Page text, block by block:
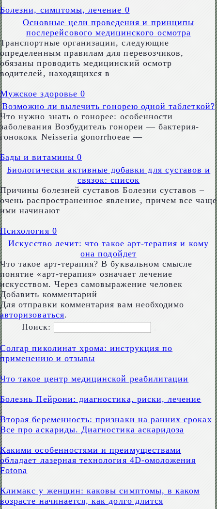
Болезни, симптомы, лечение 0
Основные цели проведения и принципы
послерейсового медицинского осмотра
Транспортные организации, следующие
определенным правилам для перевозчиков,
обязаны проводить медицинский осмотр
водителей, находящихся в
Мужское здоровье 0
Возможно ли вылечить гонорею одной таблеткой?
Что нужно знать о гонорее: особенности
заболевания Возбудитель гонореи — бактерия-
гонококк Neisseria gonorrhoeae —
Бады и витамины 0
Биологически активные добавки для суставов и
связок: список
Причины болезней суставов Болезни суставов –
очень распространенное явление, причем все чаще
ими начинают
Психология 0
Искусство лечит: что такое арт-терапия и кому
она подойдет
Что такое арт-терапия? В буквальном смысле
понятие «арт-терапия» означает лечение
искусством. Через самовыражение человек
Добавить комментарий
Для отправки комментария вам необходимо
авторизоваться.
Поиск:
Солгар пиколинат хрома: инструкция по
применению и отзывы
Что такое центр медицинской реабилитации
Болезнь Пейрони: диагностика, риски, лечение
Вторая беременность: признаки на ранних сроках
Все про аскариды. Диагностика аскаридоза
Какими особенностями и преимуществами
обладает лазерная технология 4D-омоложения
Fotona
Климакс у женщин: каковы симптомы, в каком
возрасте начинается, как долго длится